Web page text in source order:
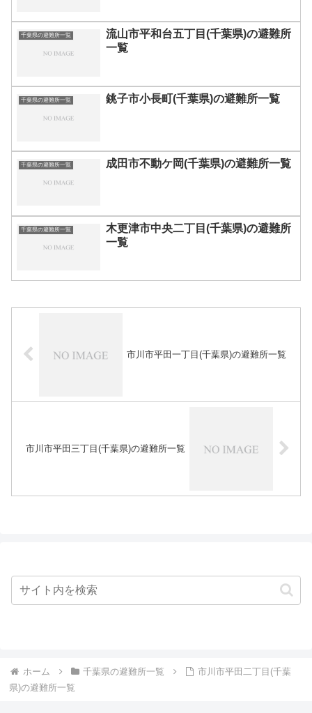
千葉県の避難所一覧
流山市平和台五丁目(千葉県)の避難所
一覧
千葉県の避難所一覧 銚子市小長町(千葉県)の避難所一覧
千葉県の避難所一覧 成田市不動ケ岡(千葉県)の避難所一覧
千葉県の避難所一覧
木更津市中央二丁目(千葉県)の避難所
一覧
市川市平田一丁目(千葉県)の避難所一覧
市川市平田三丁目(千葉県)の避難所一覧
ホーム 千葉県の避難所一覧
市川市平田二丁目(千葉
県)の避難所一覧